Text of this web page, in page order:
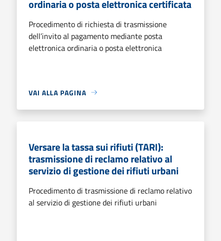
ordinaria o posta elettronica certificata
Procedimento di richiesta di trasmissione
dell’invito al pagamento mediante posta
elettronica ordinaria o posta elettronica
VAI ALLA PAGINA
Versare la tassa sui rifiuti (TARI):
trasmissione di reclamo relativo al
servizio di gestione dei rifiuti urbani
Procedimento di trasmissione di reclamo relativo
al servizio di gestione dei rifiuti urbani